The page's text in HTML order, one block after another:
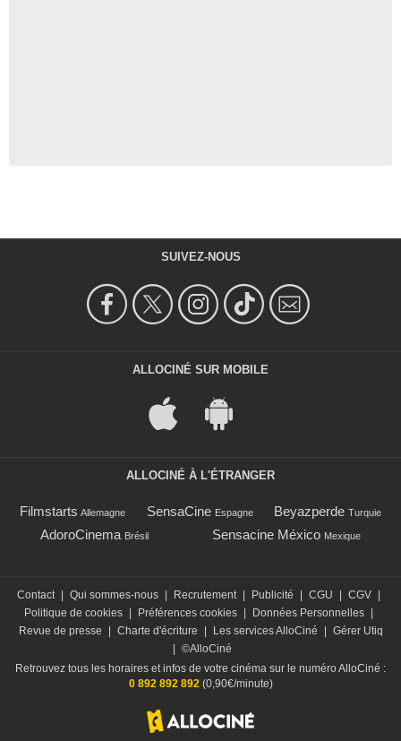
SUIVEZ-NOUS
ALLOCINÉ SUR MOBILE
ALLOCINÉ À L'ÉTRANGER
Filmstarts Allemagne SensaCine Espagne Beyazperde Turquie
AdoroCinema Brésil Sensacine México Mexique
Contact Qui sommes-nous Recrutement Publicité CGU CGV
Politique de cookies
Préférences cookies Données Personnelles
Revue de presse
Charte d'écriture Les services AlloCiné
Gérer Utiq
©AlloCiné
Retrouvez tous les horaires et infos de votre cinéma sur le numéro AlloCiné :
0 892 892 892(0,90€/minute)